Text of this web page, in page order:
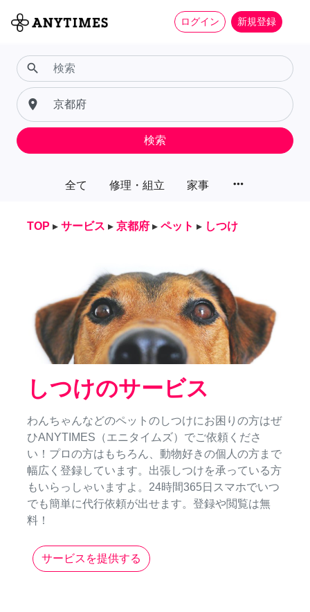
ログイン 新規登録
全て 修理・組立 家事 more_horiz
search
place
検索
TOP ▸ サービス ▸ 京都府 ▸ ペット ▸ しつけ
しつけのサービス
わんちゃんなどのペットのしつけにお困りの方はぜ
ひANYTIMES（エニタイムズ）でご依頼くださ
い！プロの方はもちろん、動物好きの個人の方まで
幅広く登録しています。出張しつけを承っている方
もいらっしゃいますよ。24時間365日スマホでいつ
でも簡単に代行依頼が出せます。登録や閲覧は無
料！
サービスを提供する